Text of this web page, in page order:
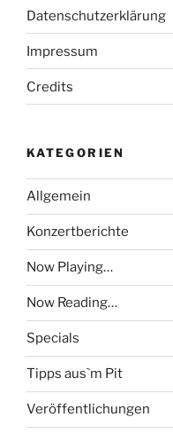
Datenschutzerklärung
Impressum
Credits
KATEGORIEN
Allgemein
Konzertberichte
Now Playing…
Now Reading…
Specials
Tipps aus`m Pit
Veröffentlichungen